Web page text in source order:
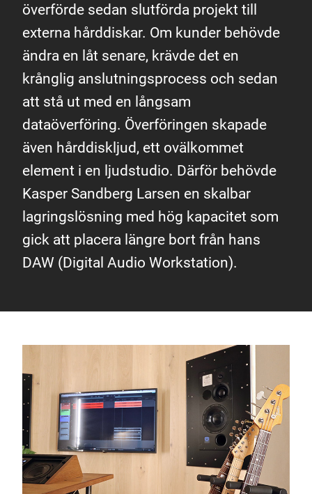
överförde sedan slutförda projekt till
externa hårddiskar. Om kunder behövde
ändra en låt senare, krävde det en
krånglig anslutningsprocess och sedan
att stå ut med en långsam
dataöverföring. Överföringen skapade
även hårddiskljud, ett ovälkommet
element i en ljudstudio. Därför behövde
Kasper Sandberg Larsen en skalbar
lagringslösning med hög kapacitet som
gick att placera längre bort från hans
DAW (Digital Audio Workstation).